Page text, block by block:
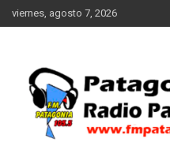
Saltar
al
viernes, agosto 7, 2026